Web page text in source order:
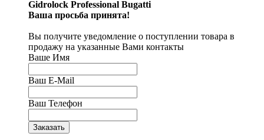
Gidrolock Professional Bugatti
Ваша просьба принята!
Вы получите уведомление о поступлении товара в
продажу на указанные Вами контакты
Ваше Имя
Ваш E-Mail
Ваш Телефон